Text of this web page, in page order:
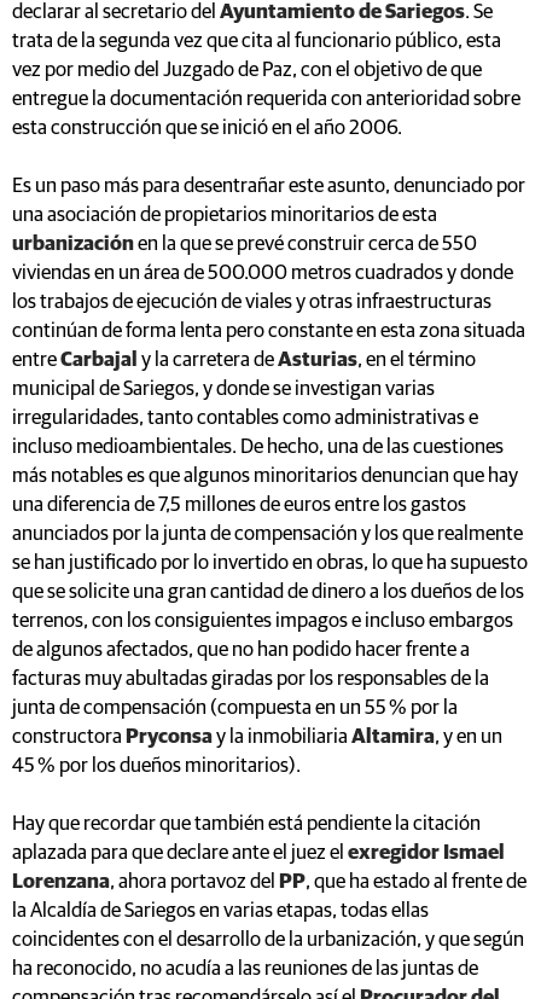
declarar al secretario del Ayuntamiento de Sariegos. Se
trata de la segunda vez que cita al funcionario público, esta
vez por medio del Juzgado de Paz, con el objetivo de que
entregue la documentación requerida con anterioridad sobre
esta construcción que se inició en el año 2006.
Es un paso más para desentrañar este asunto, denunciado por
una asociación de propietarios minoritarios de esta
urbanizaciónen la que se prevé construir cerca de 550
viviendas en un área de 500.000 metros cuadrados y donde
los trabajos de ejecución de viales y otras infraestructuras
continúan de forma lenta pero constante en esta zona situada
entreCarbajal y la carretera deAsturias, en el término
municipal de Sariegos, y donde se investigan varias
irregularidades, tanto contables como administrativas e
incluso medioambientales. De hecho, una de las cuestiones
más notables es que algunos minoritarios denuncian que hay
una diferencia de 7,5 millones de euros entre los gastos
anunciados por la junta de compensación y los que realmente
se han justificado por lo invertido en obras, lo que ha supuesto
que se solicite una gran cantidad de dinero a los dueños de los
terrenos, con los consiguientes impagos e incluso embargos
de algunos afectados, que no han podido hacer frente a
facturas muy abultadas giradas por los responsables de la
junta de compensación (compuesta en un 55 % por la
constructora Pryconsay la inmobiliaria Altamira, y en un
45 % por los dueños minoritarios).
Hay que recordar que también está pendiente la citación
aplazada para que declare ante el juez el exregidor Ismael
Lorenzana, ahora portavoz del PP, que ha estado al frente de
la Alcaldía de Sariegos en varias etapas, todas ellas
coincidentes con el desarrollo de la urbanización, y que según
ha reconocido, no acudía a las reuniones de las juntas de